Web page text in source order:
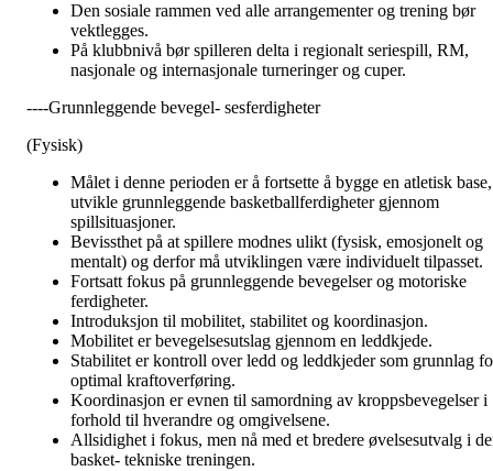
Den sosiale rammen ved alle arrangementer og trening bør
vektlegges.
På klubbnivå bør spilleren delta i regionalt seriespill, RM,
nasjonale og internasjonale turneringer og cuper.
----Grunnleggende bevegel- sesferdigheter
(Fysisk)
Målet i denne perioden er å fortsette å bygge en atletisk base,
utvikle grunnleggende basketballferdigheter gjennom
spillsituasjoner.
Bevissthet på at spillere modnes ulikt (fysisk, emosjonelt og
mentalt) og derfor må utviklingen være individuelt tilpasset.
Fortsatt fokus på grunnleggende bevegelser og motoriske
ferdigheter.
Introduksjon til mobilitet, stabilitet og koordinasjon.
Mobilitet er bevegelsesutslag gjennom en leddkjede.
Stabilitet er kontroll over ledd og leddkjeder som grunnlag
optimal kraftoverføring.
Koordinasjon er evnen til samordning av kroppsbevegelser i
forhold til hverandre og omgivelsene.
Allsidighet i fokus, men nå med et bredere øvelsesutvalg i
basket- tekniske treningen.